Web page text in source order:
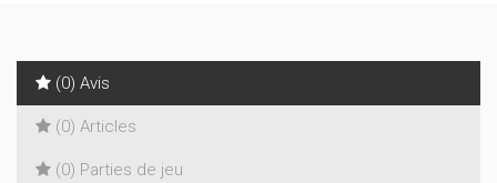
(0) Avis
(0) Articles
(0) Parties de jeu